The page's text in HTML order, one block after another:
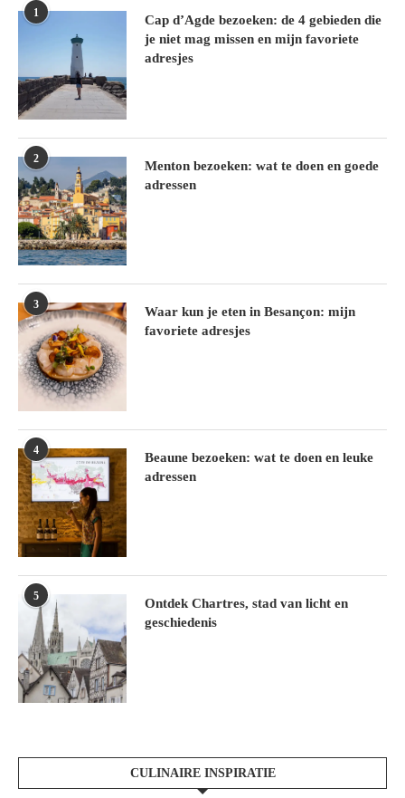
1
Cap d’Agde bezoeken: de 4 gebieden die
je niet mag missen en mijn favoriete
adresjes
2
Menton bezoeken: wat te doen en goede
adressen
3
Waar kun je eten in Besançon: mijn
favoriete adresjes
4
Beaune bezoeken: wat te doen en leuke
adressen
5
Ontdek Chartres, stad van licht en
geschiedenis
CULINAIRE INSPIRATIE